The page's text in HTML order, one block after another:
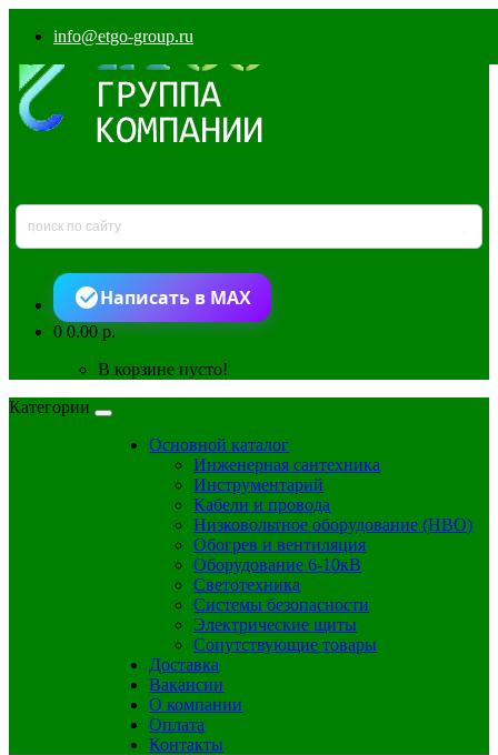
info@etgo-group.ru
Написать в MAX
00.00 р.
В корзине пусто!
Категории
Основной каталог
Инженерная сантехника
Инструментарий
Кабели и провода
Низковольтное оборудование (НВО)
Обогрев и вентиляция
Оборудование 6-10кВ
Светотехника
Системы безопасности
Электрические щиты
Сопутствующие товары
Доставка
Вакансии
О компании
Оплата
Контакты